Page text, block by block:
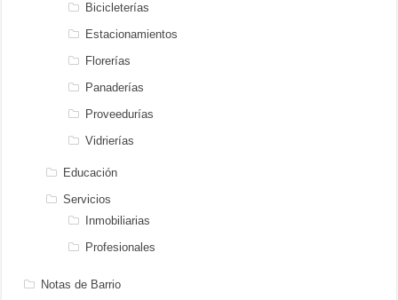
Bicicleterías
Estacionamientos
Florerías
Panaderías
Proveedurías
Vidrierías
Educación
Servicios
Inmobiliarias
Profesionales
Notas de Barrio